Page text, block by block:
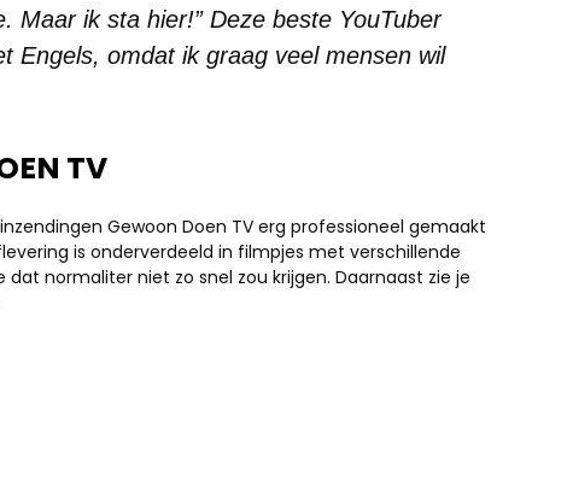
Maar ik sta hier!” Deze beste YouTuber
Engels, omdat ik graag veel mensen wil
TV
Gewoon Doen TV erg professioneel gemaakt
is onderverdeeld in filmpjes met verschillende
normaliter niet zo snel zou krijgen. Daarnaast zie je